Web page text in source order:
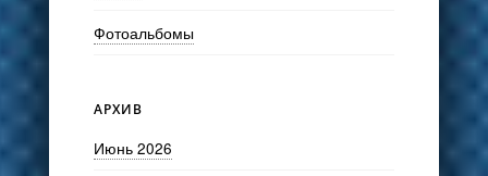
Фотоальбомы
АРХИВ
Июнь 2026